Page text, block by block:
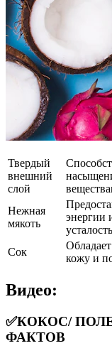
Твердый
внешний
слой
Нежная
мякоть
энергии
Сок
кожу и
Видео:
✅КОКОС/
ФАКТОВ